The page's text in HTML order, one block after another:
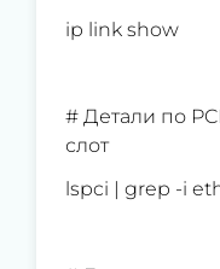
ip link show
# Детали по
слот
lspci | grep -i